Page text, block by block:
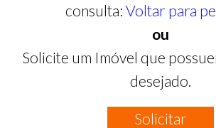
consulta: Voltar para
ou
Solicite um Imóvel que
desejado.
Solicitar